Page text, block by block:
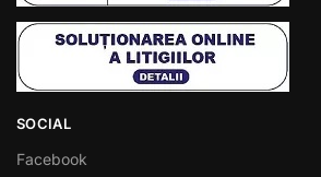
SOCIAL
Facebook